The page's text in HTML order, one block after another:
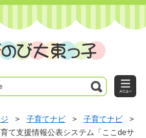
> 子育てナビ > 子育てナビ
>
て支援情報公表システム「ここdeサ